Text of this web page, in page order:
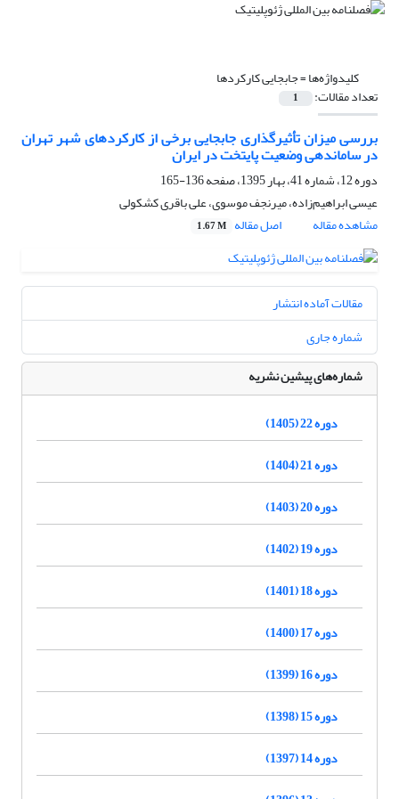
کلیدواژه‌ها =جابجایی کارکردها
تعداد مقالات: 1
بررسی میزان تأثیرگذاری جابجایی برخی از کارکردهای شهر تهران
در ساماندهی وضعیت پایتخت در ایران
دوره 12، شماره 41، بهار 1395، صفحه
136-165
عیسی ابراهیم‌زاده، میرنجف موسوی، علی باقری کشکولی
مشاهده مقاله
اصل مقاله 1.67 M
مقالات آماده انتشار
شماره جاری
شماره‌های پیشین نشریه
دوره 22 (1405)
دوره 21 (1404)
دوره 20 (1403)
دوره 19 (1402)
دوره 18 (1401)
دوره 17 (1400)
دوره 16 (1399)
دوره 15 (1398)
دوره 14 (1397)